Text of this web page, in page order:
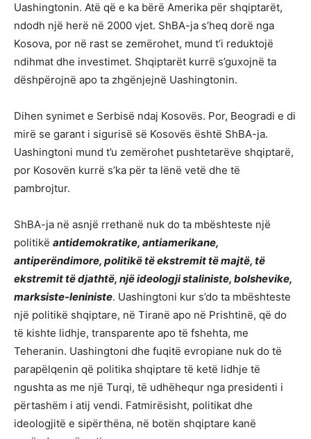
Uashingtonin. Atë që e ka bërë Amerika për shqiptarët,
ndodh një herë në 2000 vjet. ShBA-ja s’heq dorë nga
Kosova, por në rast se zemërohet, mund t’i reduktojë
ndihmat dhe investimet. Shqiptarët kurrë s’guxojnë ta
dëshpërojnë apo ta zhgënjejnë Uashingtonin.
Dihen synimet e Serbisë ndaj Kosovës. Por, Beogradi e di
mirë se garant i sigurisë së Kosovës është ShBA-ja.
Uashingtoni mund t’u zemërohet pushtetarëve shqiptarë,
por Kosovën kurrë s’ka për ta lënë vetë dhe të
pambrojtur.
ShBA-ja në asnjë rrethanë nuk do ta mbështeste një
politikë antidemokratike, antiamerikane,
antiperëndimore, politikë të ekstremit të majtë, të
ekstremit të djathtë, një ideologji staliniste, bolshevike,
marksiste-leniniste. Uashingtoni kur s’do ta mbështeste
një politikë shqiptare, në Tiranë apo në Prishtinë, që do
të kishte lidhje, transparente apo të fshehta, me
Teheranin. Uashingtoni dhe fuqitë evropiane nuk do të
parapëlqenin që politika shqiptare të ketë lidhje të
ngushta as me një Turqi, të udhëhequr nga presidenti i
përtashëm i atij vendi. Fatmirësisht, politikat dhe
ideologjitë e sipërthëna, në botën shqiptare kanë